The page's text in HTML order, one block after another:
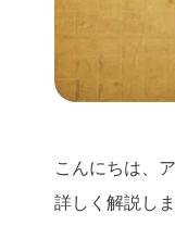
こんにちは、
詳しく解説しま